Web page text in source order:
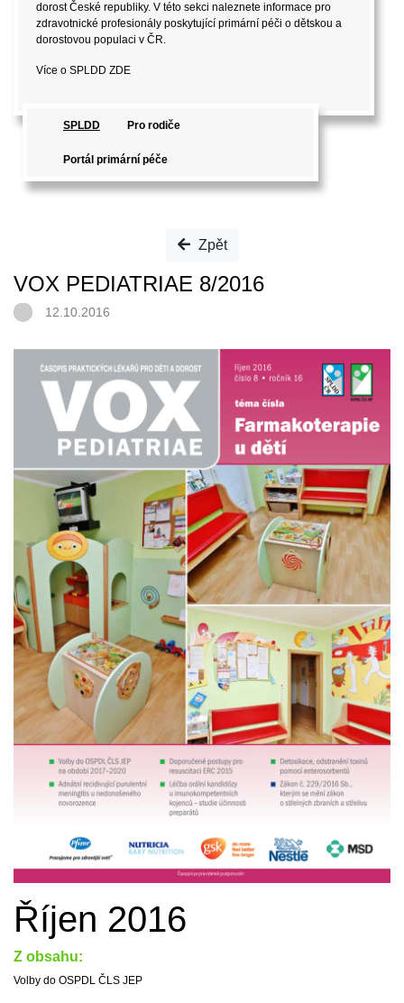
dorost České republiky. V této sekci naleznete informace pro
zdravotnické profesionály poskytující primární péči o dětskou a
dorostovou populaci v ČR.
Více o SPLDD ZDE
SPLDD Pro rodiče
Portál primární péče
Zpět
VOX PEDIATRIAE 8/2016
12.10.2016
Říjen 2016
Z obsahu:
Volby do OSPDL ČLS JEP